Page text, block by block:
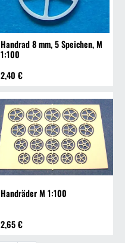
Handrad 8 mm, 5 Speichen, M
1:100
2,40 €
Handräder M 1:100
2,65 €